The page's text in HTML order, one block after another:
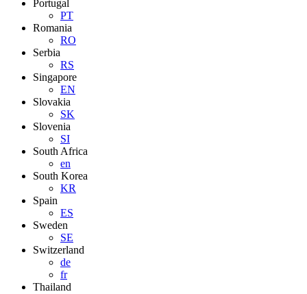
Portugal
PT
Romania
RO
Serbia
RS
Singapore
EN
Slovakia
SK
Slovenia
SI
South Africa
en
South Korea
KR
Spain
ES
Sweden
SE
Switzerland
de
fr
Thailand